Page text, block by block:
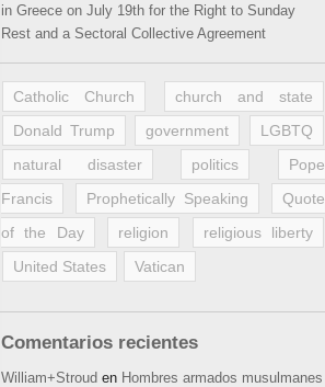
in Greece on July 19th for the Right to Sunday
Rest and a Sectoral Collective Agreement
Catholic Church
church and state
Donald Trump
government
LGBTQ
natural disaster
politics
Pope
Francis
Prophetically Speaking
Quote
of the Day
religion
religious liberty
United States
Vatican
Comentarios recientes
William+Stroud en Hombres armados musulmanes